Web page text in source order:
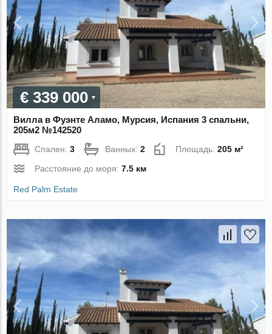
€ 339 000
Вилла в Фуэнте Аламо, Мурсия, Испания 3 спальни,
205м2 №142520
Спален:3 Ванных:2 Площадь:205 м²
Расстояние до моря:7.5 км
Red Palm Estate